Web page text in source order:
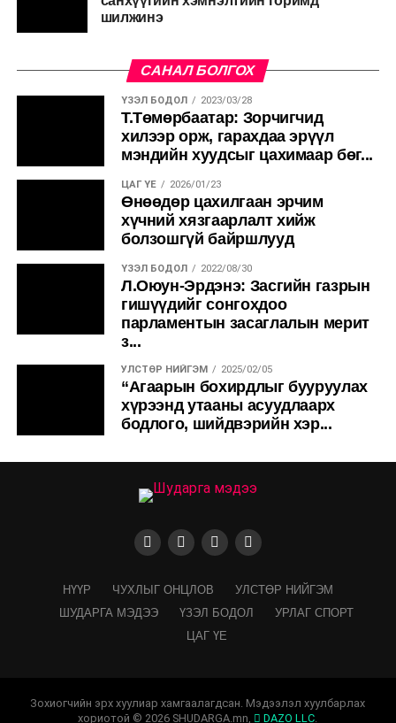
шилжинэ
САНАЛ БОЛГОХ
ҮЗЭЛ БОДОЛ 2023/03/28
Т.Төмөрбаатар: Зорчигчид
хилээр орж, гарахдаа эрүүл
мэндийн хуудсыг цахимаар бөг...
ЦАГ ҮЕ 2026/01/23
Өнөөдөр цахилгаан эрчим
хүчний хязгаарлалт хийж
болзошгүй байршлууд
ҮЗЭЛ БОДОЛ 2022/08/30
Л.Оюун-Эрдэнэ: Засгийн газрын
гишүүдийг сонгохдоо
парламентын засаглалын мерит
з...
УЛСТӨР НИЙГЭМ 2025/02/05
“Агаарын бохирдлыг бууруулах
хүрээнд утааны асуудлаарх
бодлого, шийдвэрийн хэр...
НҮҮР ЧУХЛЫГ ОНЦЛОВ
УЛСТӨР НИЙГЭМ
ШУДАРГА МЭДЭЭ
ҮЗЭЛ БОДОЛ
УРЛАГ СПОРТ
ЦАГ ҮЕ
Зохиогчийн эрх хуулиар хамгаалагдсан. Мэдээлэл хуулбарлах
хориотой © 2026 SHUDARGA.mn,
DAZO LLC.